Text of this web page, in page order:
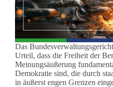
Das
Urteil, dass die Freiheit der
Meinungsäußerung
Demokratie sind, die durch
in äußerst engen Grenzen